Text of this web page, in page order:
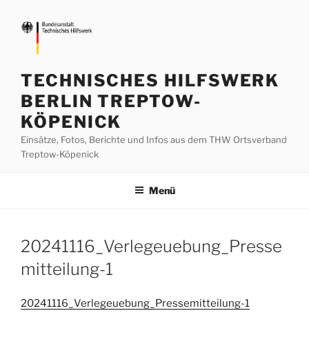
Inhalt
springen
TECHNISCHES HILFSWERK
BERLIN TREPTOW-
KÖPENICK
Einsätze, Fotos, Berichte und Infos aus dem THW Ortsverband
Treptow-Köpenick
Menü
20241116_Verlegeuebung_Presse
mitteilung-1
20241116_Verlegeuebung_Pressemitteilung-1